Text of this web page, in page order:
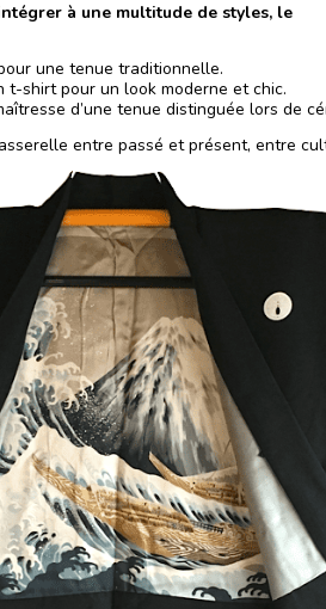
à une multitude de styles, le
une tenue traditionnelle.
t-shirt pour un look moderne et chic.
d’une tenue distinguée lors de
entre passé et présent, entre